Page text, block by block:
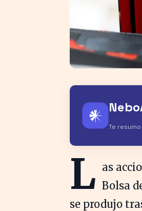
𒀭
Te
L as
Bolsa
se produjo